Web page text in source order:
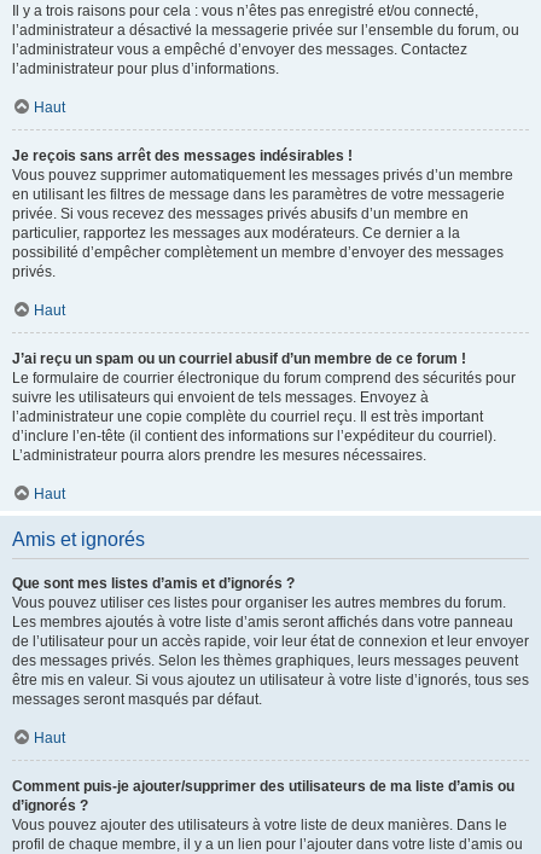
Il y a trois raisons pour cela : vous n’êtes pas enregistré et/ou connecté,
l’administrateur a désactivé la messagerie privée sur l’ensemble du forum, ou
l’administrateur vous a empêché d’envoyer des messages. Contactez
l’administrateur pour plus d’informations.
Haut
Je reçois sans arrêt des messages indésirables !
Vous pouvez supprimer automatiquement les messages privés d’un membre
en utilisant les filtres de message dans les paramètres de votre messagerie
privée. Si vous recevez des messages privés abusifs d’un membre en
particulier, rapportez les messages aux modérateurs. Ce dernier a la
possibilité d’empêcher complètement un membre d’envoyer des messages
privés.
Haut
J’ai reçu un spam ou un courriel abusif d’un membre de ce forum !
Le formulaire de courrier électronique du forum comprend des sécurités pour
suivre les utilisateurs qui envoient de tels messages. Envoyez à
l’administrateur une copie complète du courriel reçu. Il est très important
d’inclure l’en-tête (il contient des informations sur l’expéditeur du courriel).
L’administrateur pourra alors prendre les mesures nécessaires.
Haut
Amis et ignorés
Que sont mes listes d’amis et d’ignorés ?
Vous pouvez utiliser ces listes pour organiser les autres membres du forum.
Les membres ajoutés à votre liste d’amis seront affichés dans votre panneau
de l’utilisateur pour un accès rapide, voir leur état de connexion et leur envoyer
des messages privés. Selon les thèmes graphiques, leurs messages peuvent
être mis en valeur. Si vous ajoutez un utilisateur à votre liste d’ignorés, tous ses
messages seront masqués par défaut.
Haut
Comment puis-je ajouter/supprimer des utilisateurs de ma liste d’amis ou
d’ignorés ?
Vous pouvez ajouter des utilisateurs à votre liste de deux manières. Dans le
profil de chaque membre, il y a un lien pour l’ajouter dans votre liste d’amis ou